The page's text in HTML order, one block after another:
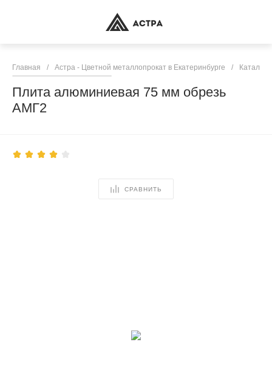
Главная / Астра - Цветной металлопрокат в Екатеринбурге / Каталог
Плита алюминиевая 75 мм обрезь
АМГ2
СРАВНИТЬ